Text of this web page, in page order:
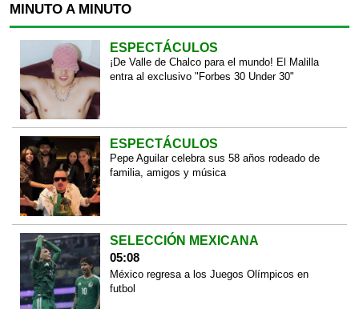
MINUTO A MINUTO
ESPECTÁCULOS
¡De Valle de Chalco para el mundo! El Malilla
entra al exclusivo "Forbes 30 Under 30"
ESPECTÁCULOS
Pepe Aguilar celebra sus 58 años rodeado de
familia, amigos y música
SELECCIÓN MEXICANA
05:08
México regresa a los Juegos Olímpicos en
futbol